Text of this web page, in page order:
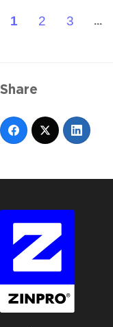
1 2 3 ...
Share